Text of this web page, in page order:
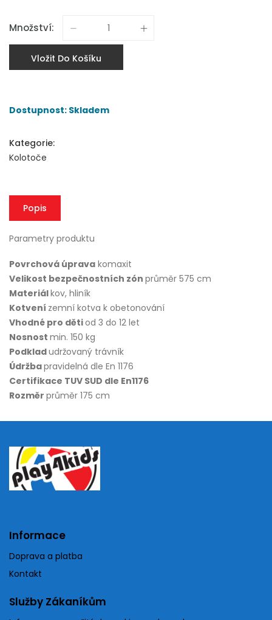
Množství:
Vložit Do Košíku
Dostupnost: Skladem
Kategorie:
Kolotoče
Popis
Parametry produktu
Povrchová úprava komaxit
Velikost bezpečnostních zón průměr 575 cm
Materiálkov, hliník
Kotvení zemní kotva k obetonování
Vhodné pro dětiod 3 do 12 let
Nosnost min. 150 kg
Podkladudržovaný trávník
Údržbapravidelná dle En 1176
Certifikace TUV SUD dle En1176
Rozměr průměr 175 cm
Informace
Doprava a platba
Kontakt
Služby Zákaníkům